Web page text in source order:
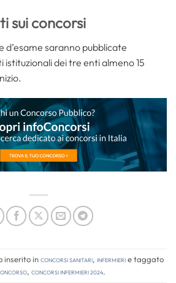
sui concorsi
d’esame saranno pubblicate
istituzionali dei tre enti almeno 15
inserito inConcorsi Sanitari, Infermierie taggato
, concorsi infermieri 2024.